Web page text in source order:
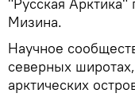
Мизина.
Научное
северных
арктических